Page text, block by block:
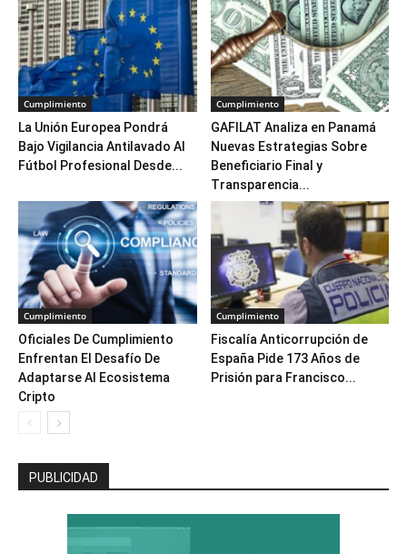
Cumplimiento
La Unión Europea Pondrá
Bajo Vigilancia Antilavado Al
Fútbol Profesional Desde...
Cumplimiento
GAFILAT Analiza en Panamá
Nuevas Estrategias Sobre
Beneficiario Final y
Transparencia...
Cumplimiento
Oficiales De Cumplimiento
Enfrentan El Desafío De
Adaptarse Al Ecosistema
Cripto
Cumplimiento
Fiscalía Anticorrupción de
España Pide 173 Años de
Prisión para Francisco...
PUBLICIDAD